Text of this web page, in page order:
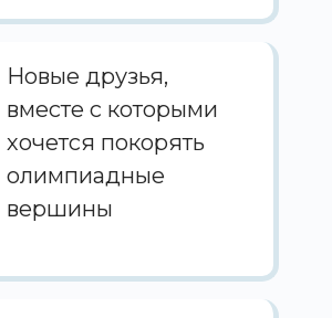
Новые друзья,
вместе с которыми
хочется покорять
олимпиадные
вершины